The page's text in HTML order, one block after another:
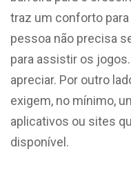
traz um conforto
pessoa não precisa
para assistir os
apreciar. Por outro
exigem, no mínimo,
aplicativos ou sites
disponível.